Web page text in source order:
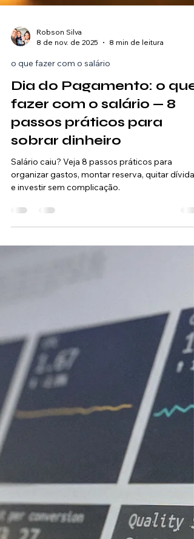
Robson Silva
8 de nov. de 2025
o que fazer com o salário
Dia do Pagamento: o que
fazer com o salário — 8
passos práticos para
sobrar dinheiro
organizar gastos, montar reserva, quitar dívidas